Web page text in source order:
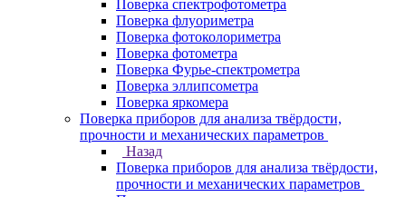
Поверка спектрофотометра
Поверка флуориметра
Поверка фотоколориметра
Поверка фотометра
Поверка Фурье-спектрометра
Поверка эллипсометра
Поверка яркомера
Поверка приборов для анализа твёрдости,
прочности и механических параметров
Назад
Поверка приборов для анализа твёрдости,
прочности и механических параметров